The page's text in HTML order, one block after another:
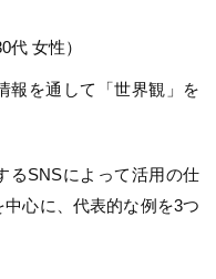
代 女性）
報を通して「世界観」を
るSNSによって活用の仕
心に、代表的な例を3つ